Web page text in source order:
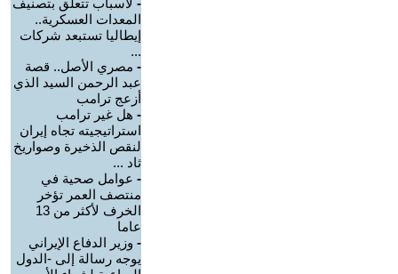
- لأسباب تتعلق بتصنيف
المعدات العسكرية..
إيطاليا تستبعد شركات
...
- مصري الأصل.. قصة
عبد الرحمن السيد الذي
أزعج ترامب
- هل غير ترامب
استراتيجيته تجاه إيران
لنقص الذخيرة وصواريخ
ثاد ...
- عوامل صحية في
منتصف العمر تؤخر
الخرف لأكثر من 13
عاما
- وزير الدفاع الإيراني
يوجه رسالة إلى -الدول